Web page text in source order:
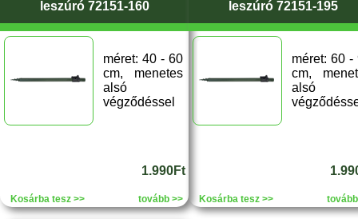
leszúró 72151-160
méret: 40 - 60
cm, menetes
alsó
végződéssel
1.990Ft
Kosárba tesz >> tovább >>
leszúró 72151-195
méret: 60 -
cm,
alsó
Kosárba tesz >>